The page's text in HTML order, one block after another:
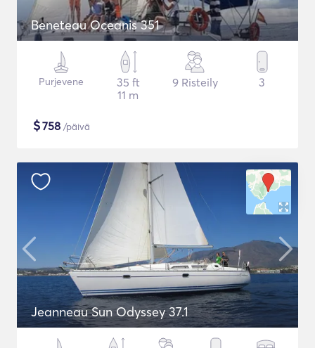
Beneteau Oceanis 351
Purjevene
35 ft
11 m
9 Risteily 3
$758 /päivä
Jeanneau Sun Odyssey 37.1